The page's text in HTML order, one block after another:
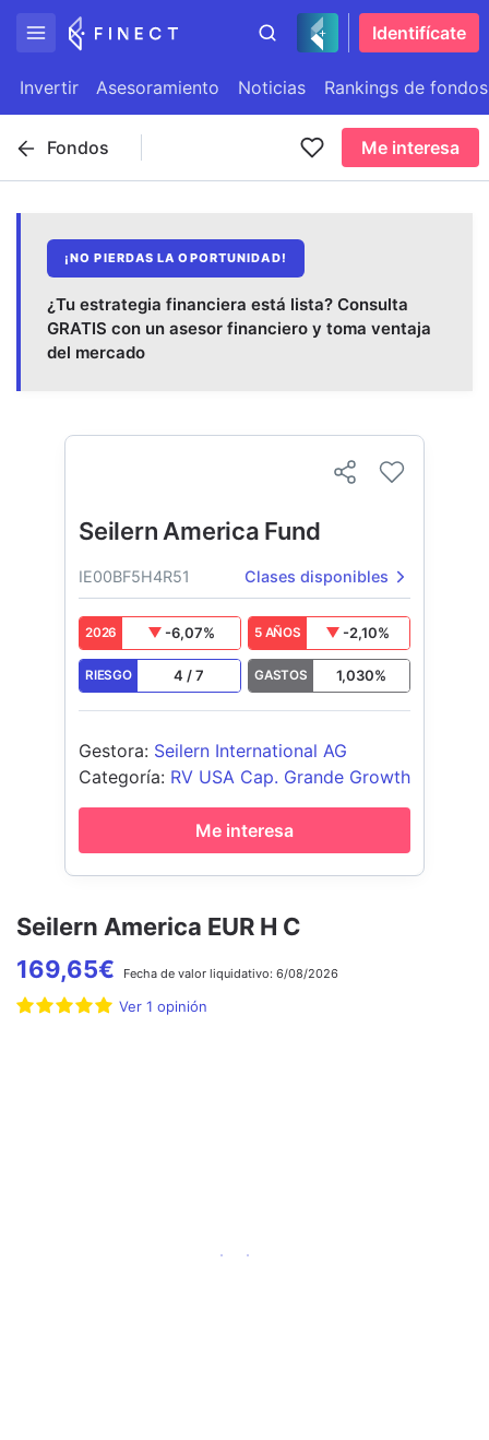
Identifícate
Invertir Asesoramiento Noticias Rankings de fondos
Fondos Me interesa
¡NO PIERDAS LA OPORTUNIDAD!
¿Tu estrategia financiera está lista? Consulta
GRATIS con un asesor financiero y toma ventaja
del mercado
Seilern America EUR H C
169,65€ Fecha de valor liquidativo: 6/08/2026
Ver 1 opinión
Seilern America Fund
IE00BF5H4R51 Clases disponibles
2026 -6,07% 5 AÑOS -2,10%
RIESGO 4 /7 GASTOS 1,030%
Gestora: Seilern International AG
Categoría: RV USA Cap. Grande Growth
Me interesa